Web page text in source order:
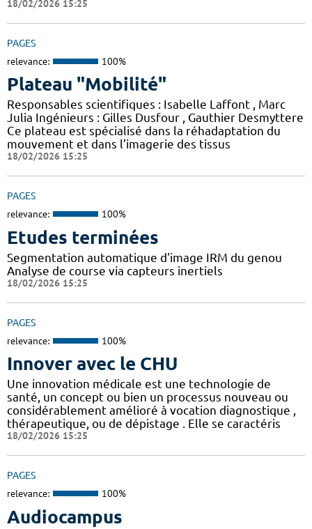
18/02/2026 15:25
PAGES
relevance: 100%
Plateau "Mobilité"
Responsables scientifiques : Isabelle Laffont , Marc
Julia Ingénieurs : Gilles Dusfour , Gauthier Desmyttere
Ce plateau est spécialisé dans la réhadaptation du
mouvement et dans l’imagerie des tissus
18/02/2026 15:25
PAGES
relevance: 100%
Etudes terminées
Segmentation automatique d'image IRM du genou
Analyse de course via capteurs inertiels
18/02/2026 15:25
PAGES
relevance: 100%
Innover avec le CHU
Une innovation médicale est une technologie de
santé, un concept ou bien un processus nouveau ou
considérablement amélioré à vocation diagnostique ,
thérapeutique, ou de dépistage . Elle se caractéris
18/02/2026 15:25
PAGES
relevance: 100%
Audiocampus